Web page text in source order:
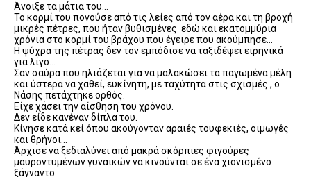
Άνοιξε τα μάτια του…
Το κορμί του πονούσε από τις λείες από τον αέρα και τη βροχή
μικρές πέτρες, που ήταν βυθισμένες εδώ και εκατομμύρια
χρόνια στο κορμί του βράχου που έγειρε που ακούμπησε…
Η ψύχρα της πέτρας δεν τον εμπόδισε να ταξιδέψει ειρηνικά
για λίγο…
Σαν σαύρα που ηλιάζεται για να μαλακώσει τα παγωμένα μέλη
και ύστερα να χαθεί, ευκίνητη, με ταχύτητα στις σχισμές , ο
Νάσης πετάχτηκε ορθός.
Είχε χάσει την αίσθηση του χρόνου.
Δεν είδε κανέναν δίπλα του.
Κίνησε κατά κεί όπου ακούγονταν αραιές τουφεκιές, οιμωγές
και θρήνοι…
Άρχισε να ξεδιαλύνει από μακρά σκόρπιες φιγούρες
μαυροντυμένων γυναικών να κινούνται σε ένα χιονισμένο
ξάγναντο.